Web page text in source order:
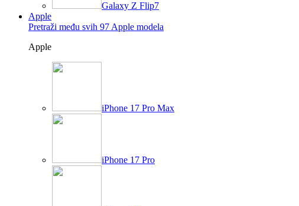
Galaxy Z Flip7
Apple
Pretraži među svih 97 Apple modela
Apple
iPhone 17 Pro Max
iPhone 17 Pro